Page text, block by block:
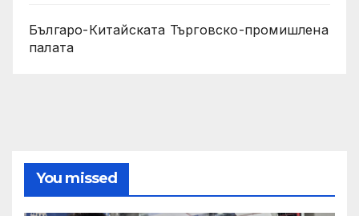
Българо-Китайската Търговско-промишлена
палата
You missed